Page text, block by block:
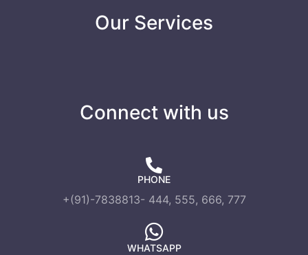
Our Services
Connect with us
PHONE
+(91)-7838813- 444, 555, 666, 777
WHATSAPP